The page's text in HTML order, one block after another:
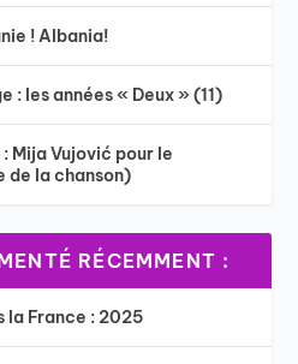
! Albania!
: les années « Deux » (11)
Mija Vujović pour le
de la chanson)
RÉCEMMENT :
la France : 2025